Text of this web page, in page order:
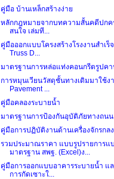
คู่มือ บ้านเหล็กสร้างง่าย
หลักกฎหมายจากบทความสั้นคดีปกค
สนใจ เล่มที...
คู่มือออกแบบโครงสร้างโรงงานสำเร็
Truss D...
มาตรฐานการหล่อแท่งคอนกรีตรูปค
การหมุนเวียนวัสดุชั้นทางเดิมมาใช้ง
Pavement ...
คู่มือคลองระบายน้ำ
มาตรฐานการป้องกันอุบัติภัยทางถนน
คู่มือการปฏิบัติงานด้านเครื่องจักรกล
รวมประมาณราคา แบบรูปรายการแ
มาตรฐาน สพฐ. (Excel)ง...
คู่มือการออกแบบอาคารระบายน้ำ แ
การกัดเซาะใ...